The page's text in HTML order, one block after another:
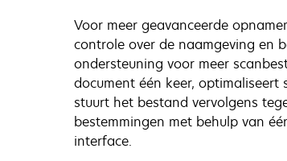
Voor meer geavanceerde
controle over de naamgeving en
ondersteuning voor meer
document één keer,
stuurt het bestand vervolgens
bestemmingen met behulp van
interface.